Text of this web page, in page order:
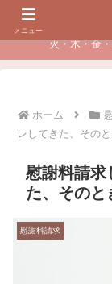
夫に不倫されたつら
火・木・金
ホーム
レしてきた、その
慰謝料請求
た、そのと
慰謝料請求
メニュー